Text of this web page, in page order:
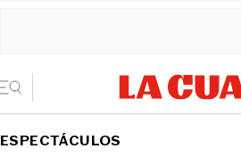
ESPECTÁCULOS